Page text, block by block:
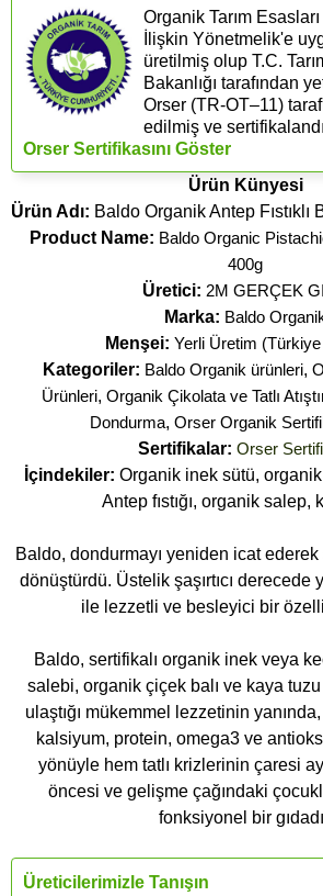
Organik Tarım
İlişkin Yönetmelik'e
üretilmiş olup T.C.
Bakanlığı tarafından
Orser (​TR-OT–11)
edilmiş ve
Orser Sertifikasını Göster
Ürün Künyesi
Ürün Adı: Baldo Organik Antep Fıstıklı
Product Name: Baldo Organic
400g
Üretici: 2M GERÇEK
Marka: Baldo
Menşei: Yerli Üretim
Kategoriler: Baldo Organik ürünleri,
Ürünleri, Organik Çikolata ve Tatlı
Dondurma, Orser Organik
Sertifikalar: Orser
İçindekiler: Organik inek sütü,
Antep fıstığı, organik salep,
Baldo, dondurmayı yeniden icat ederek
dönüştürdü. Üstelik şaşırtıcı derecede
ile lezzetli ve besleyici bir
Baldo, sertifikalı organik inek veya
salebi, organik çiçek balı ve kaya
ulaştığı mükemmel lezzetinin
kalsiyum, protein, omega3 ve
yönüyle hem tatlı krizlerinin çaresi
öncesi ve gelişme çağındaki
fonksiyonel bir
Üreticilerimizle Tanışın